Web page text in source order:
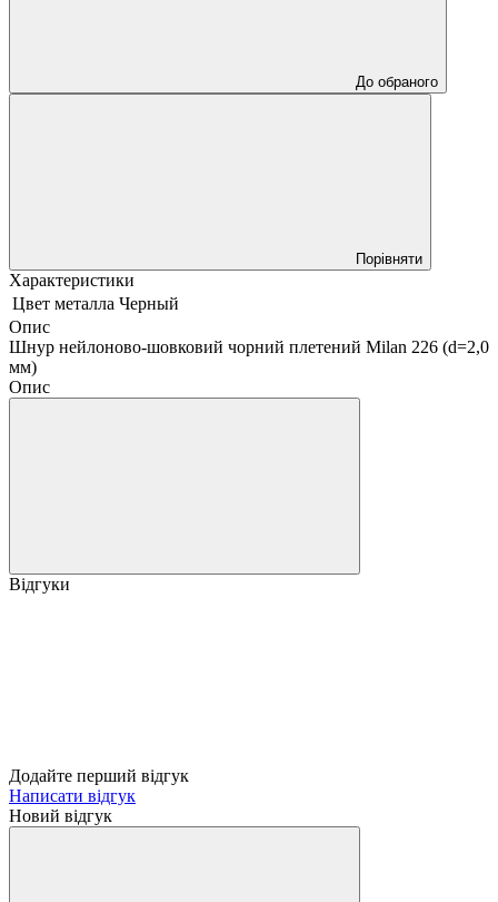
До обраного
Порівняти
Характеристики
Цвет металла Черный
Опис
Шнур нейлоново-шовковий чорний плетений Milan 226 (d=2,0
мм)
Опис
Відгуки
Додайте перший відгук
Написати відгук
Новий відгук